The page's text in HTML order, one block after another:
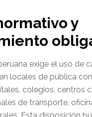
y
exige el uso de
locales de pública
colegios, centros
de transporte,